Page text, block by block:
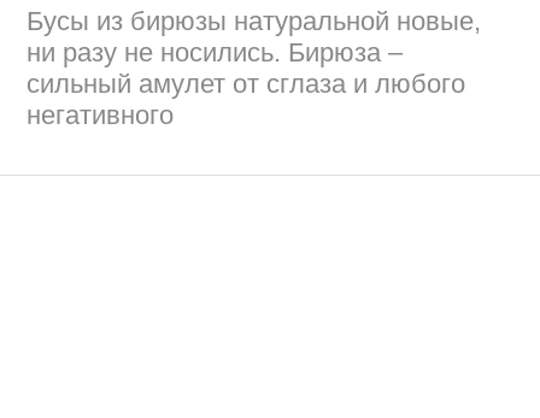
Бусы из бирюзы натуральной новые,
ни разу не носились. Бирюза –
сильный амулет от сглаза и любого
негативного